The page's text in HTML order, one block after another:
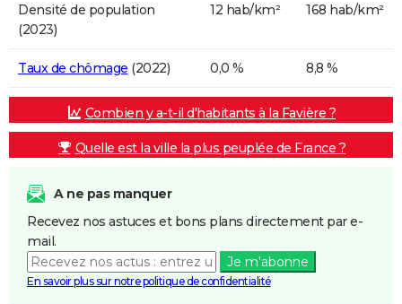
Densité de population
(2023)
12 hab/km² 168 hab/km²
Taux de chômage (2022) 0,0 % 8,8 %
Combien y a-t-il d'habitants à la Favière ?
Quelle est la ville la plus peuplée de France ?
A ne pas manquer
Recevez nos astuces et bons plans directement par e-
mail.
Je m'abonne
En savoir plus sur notre politique de confidentialité